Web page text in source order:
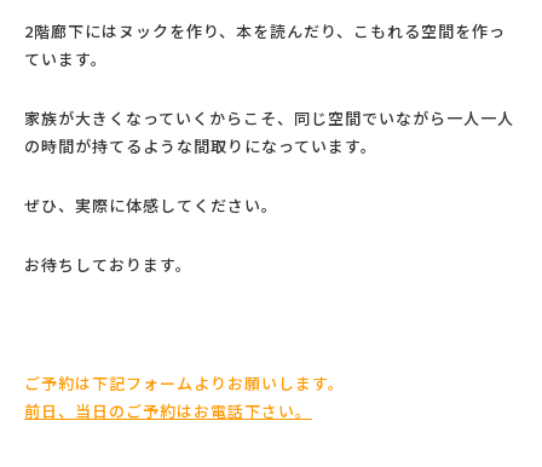
2階廊下にはヌックを作り、本を読んだり、こもれる空間を作っ
ています。
家族が大きくなっていくからこそ、同じ空間でいながら一人一人
の時間が持てるような間取りになっています。
ぜひ、実際に体感してください。
お待ちしております。
ご予約は下記フォームよりお願いします。
前日、当日のご予約はお電話下さい。